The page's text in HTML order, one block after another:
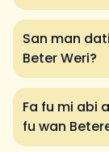
San man
Beter Weri?
Fa fu mi abi
fu wan